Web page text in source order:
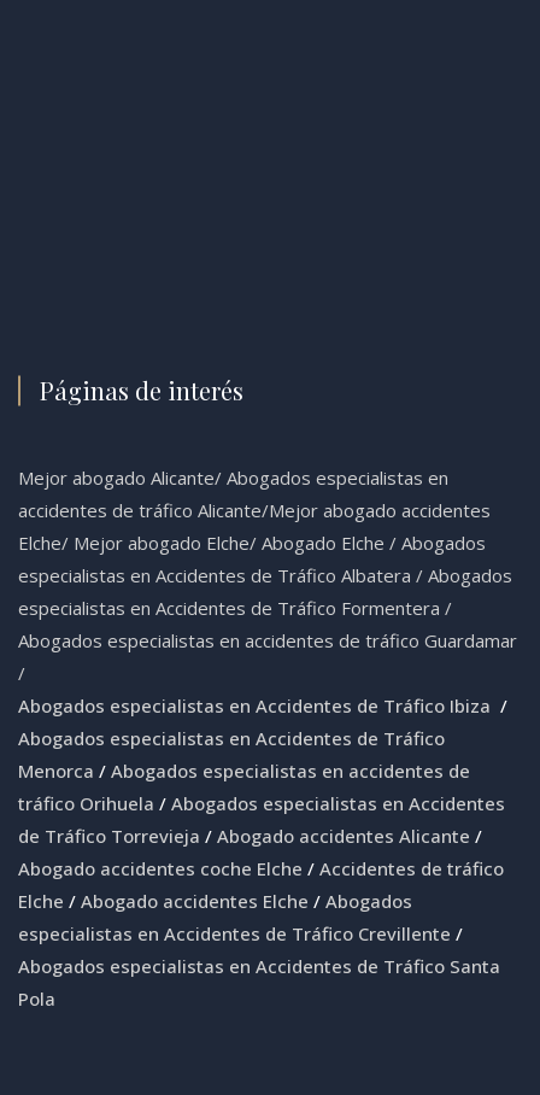
Páginas de interés
Mejor abogado Alicante/ Abogados especialistas en
accidentes de tráfico Alicante/Mejor abogado accidentes
Elche/ Mejor abogado Elche/ Abogado Elche / Abogados
especialistas en Accidentes de Tráfico Albatera / Abogados
especialistas en Accidentes de Tráfico Formentera /
Abogados especialistas en accidentes de tráfico Guardamar
/
Abogados especialistas en Accidentes de Tráfico Ibiza /
Abogados especialistas en Accidentes de Tráfico
Menorca / Abogados especialistas en accidentes de
tráfico Orihuela / Abogados especialistas en Accidentes
de Tráfico Torrevieja / Abogado accidentes Alicante /
Abogado accidentes coche Elche / Accidentes de tráfico
Elche / Abogado accidentes Elche / Abogados
especialistas en Accidentes de Tráfico Crevillente /
Abogados especialistas en Accidentes de Tráfico Santa
Pola